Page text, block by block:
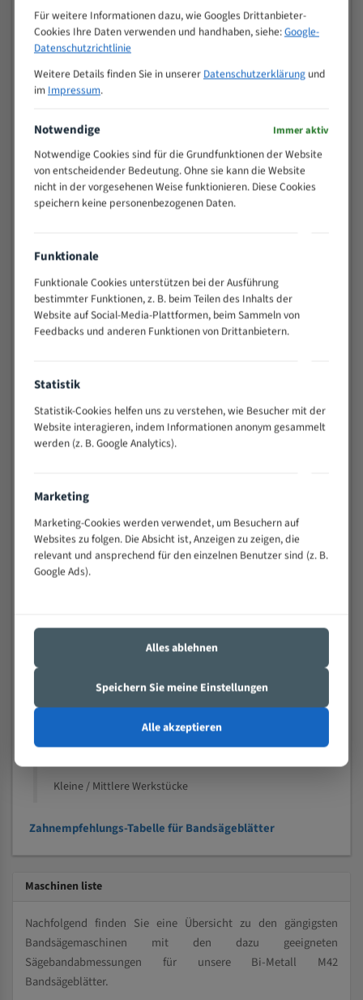
M (mm)
Zoll (ZpZ))
>
25
10/14
15 - 40
8/12
25 - 50
50 - 120
80 - 180
3/4
130 -
350
2/3
150 -
200 -
600
> 500
0,75/1,25
Vorteile:
Vielseitiges Bandsägeblatt für verschiedenste
Widerstandsfähig gegen Zahnbruch auch bei
wechselnde Verbindungslängen)
Sehr geringe Vibration
Technische Beschreibung:
Positiver Spanwinkel
Bandkörper aus hochlegiertem Federstahl
Legierte HSS-beschichtete Zahnspitzen
Nichteisenmetalle
Speziell entwickelt für Profile / Rohre
Kleine und mittlere Profile / Kleine Durchmesser
Vollmaterial
Kleine / Mittlere Werkstücke
Zahnempfehlungs-Tabelle für Bandsägeblätter
Maschinen liste
Nachfolgend finden Sie eine Übersicht zu den gängigsten
Bandsägemaschinen mit den dazu geeigneten
Sägebandabmessungen für unsere Bi-Metall M42
Bandsägeblätter.
Für weitere Informationen dazu, wie Googles Drittanbieter-
Cookies Ihre Daten verwenden und handhaben, siehe:Google-
Datenschutzrichtlinie
Weitere Details finden Sie in unserer Datenschutzerklärungund
im Impressum.
Notwendige Immer aktiv
Notwendige Cookies sind für die Grundfunktionen der Website
von entscheidender Bedeutung. Ohne sie kann die Website
nicht in der vorgesehenen Weise funktionieren. Diese Cookies
speichern keine personenbezogenen Daten.
Funktionale
Funktionale Cookies unterstützen bei der Ausführung
bestimmter Funktionen, z. B. beim Teilen des Inhalts der
Website auf Social-Media-Plattformen, beim Sammeln von
Feedbacks und anderen Funktionen von Drittanbietern.
Statistik
Statistik-Cookies helfen uns zu verstehen, wie Besucher mit der
Website interagieren, indem Informationen anonym gesammelt
werden (z. B. Google Analytics).
Marketing
Marketing-Cookies werden verwendet, um Besuchern auf
Websites zu folgen. Die Absicht ist, Anzeigen zu zeigen, die
relevant und ansprechend für den einzelnen Benutzer sind (z. B.
Google Ads).
Alles ablehnen
Speichern Sie meine Einstellungen
Alle akzeptieren